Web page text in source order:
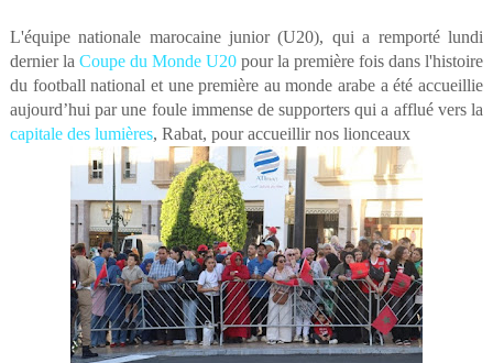
L'équipe nationale marocaine junior (U20), qui a remporté lundi
dernier la Coupe du Monde U20 pour la première fois dans l'histoire
du football national et une première au monde arabe a été accueillie
aujourd’hui par une foule immense de supporters qui a afflué vers la
capitale des lumières, Rabat, pour accueillir nos lionceaux